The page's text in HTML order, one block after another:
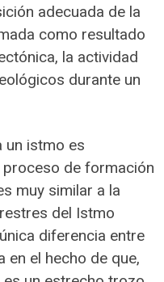
adecuada de la
como resultado
la actividad
durante un
un istmo es
de formación
muy similar a la
del Istmo
diferencia entre
en el hecho de que,